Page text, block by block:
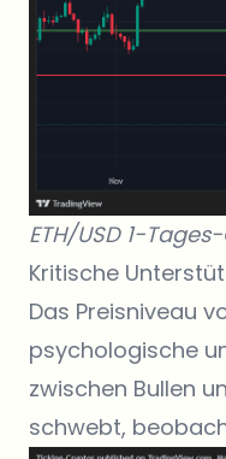
ETH/USD 1-
Kritische
Das Preisniveau
psychologische
zwischen Bullen
schwebt,